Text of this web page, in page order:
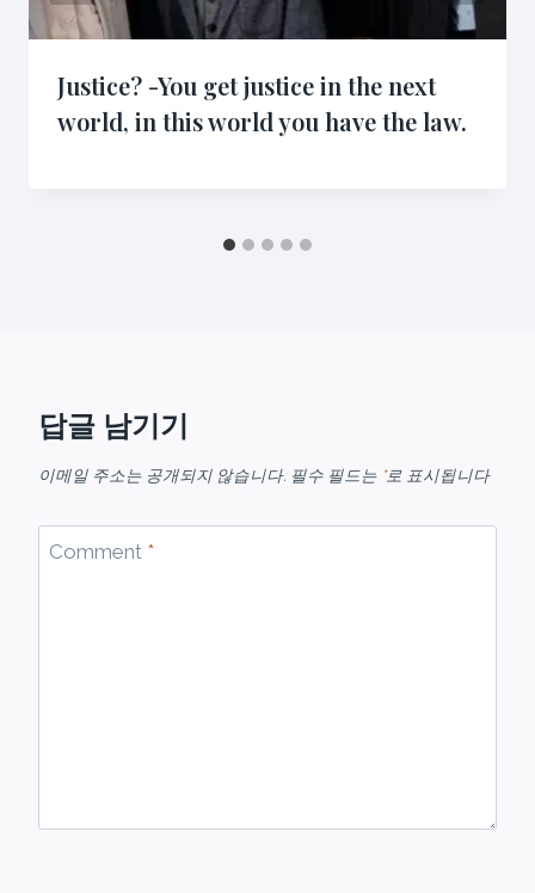
Justice? -You get justice in the next
world, in this world you have the law.
답글 남기기
이메일 주소는 공개되지 않습니다. 필수 필드는 *로 표시됩니다
Comment *